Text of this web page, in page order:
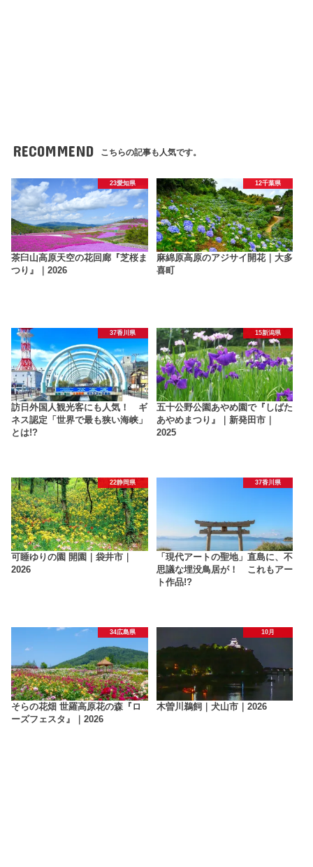
RECOMMEND こちらの記事も人気です。
23愛知県
茶臼山高原天空の花回廊『芝桜ま
つり』｜2026
12千葉県
麻綿原高原のアジサイ開花｜大多
喜町
37香川県
訪日外国人観光客にも人気！ ギ
ネス認定「世界で最も狭い海峡」
とは!?
15新潟県
五十公野公園あやめ園で『しばた
あやめまつり』｜新発田市｜
2025
22静岡県
可睡ゆりの園 開園｜袋井市｜
2026
37香川県
「現代アートの聖地」直島に、不
思議な埋没鳥居が！ これもアー
ト作品!?
34広島県
そらの花畑 世羅高原花の森『ロ
ーズフェスタ』｜2026
10月
木曽川鵜飼｜犬山市｜2026